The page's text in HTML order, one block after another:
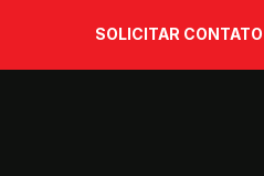
SOLICITAR CONTATO